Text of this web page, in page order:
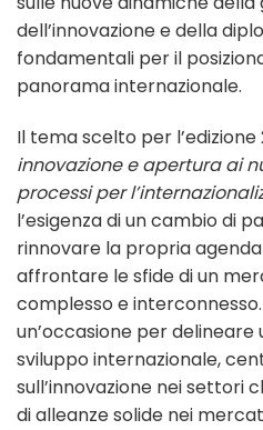
dell’innovazione e della
fondamentali per il
panorama internazionale.
Il tema scelto per l’edizione
innovazione e apertura ai
processi per
l’esigenza di un cambio di
rinnovare la propria
affrontare le sfide di un
complesso e
un’occasione per
sviluppo internazionale,
sull’innovazione nei settori
di alleanze solide nei